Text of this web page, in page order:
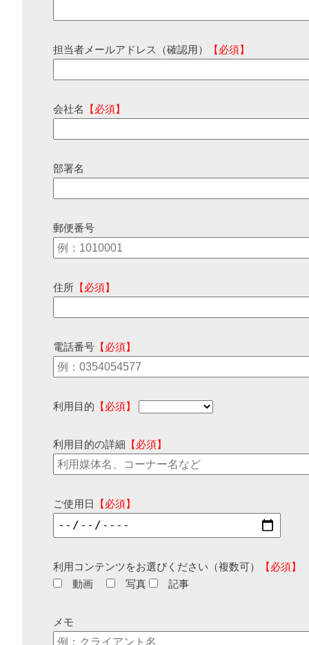
担当者メールアドレス（確認用） 【必須】
会社名 【必須】
部署名
郵便番号
住所 【必須】
電話番号 【必須】
利用目的 【必須】
利用目的の詳細 【必須】
ご使用日 【必須】
利用コンテンツをお選びください（複数可）
【必須】
動画
写真 記事
メモ